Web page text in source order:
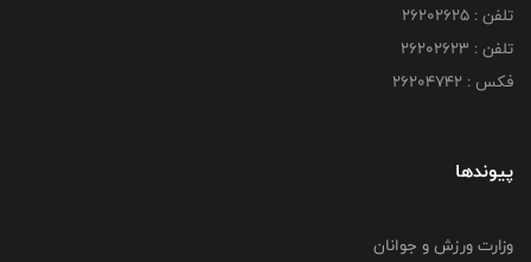
تلفن : ۲۶۲۰۲۶۲۵
تلفن : ۲۶۲۰۲۶۲۳
فکس : ۲۶۲۰۴۷۴۲
پیوندها
وزارت ورزش و جوانان